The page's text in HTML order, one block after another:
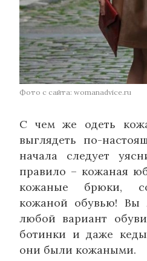
Фото с сайта: womanadvice.ru
С чем же одеть
выглядеть по-
начала следует
правило – кожаная
кожаные брюки,
кожаной обувью! Вы
любой вариант
ботинки и даже
они были кожаными.